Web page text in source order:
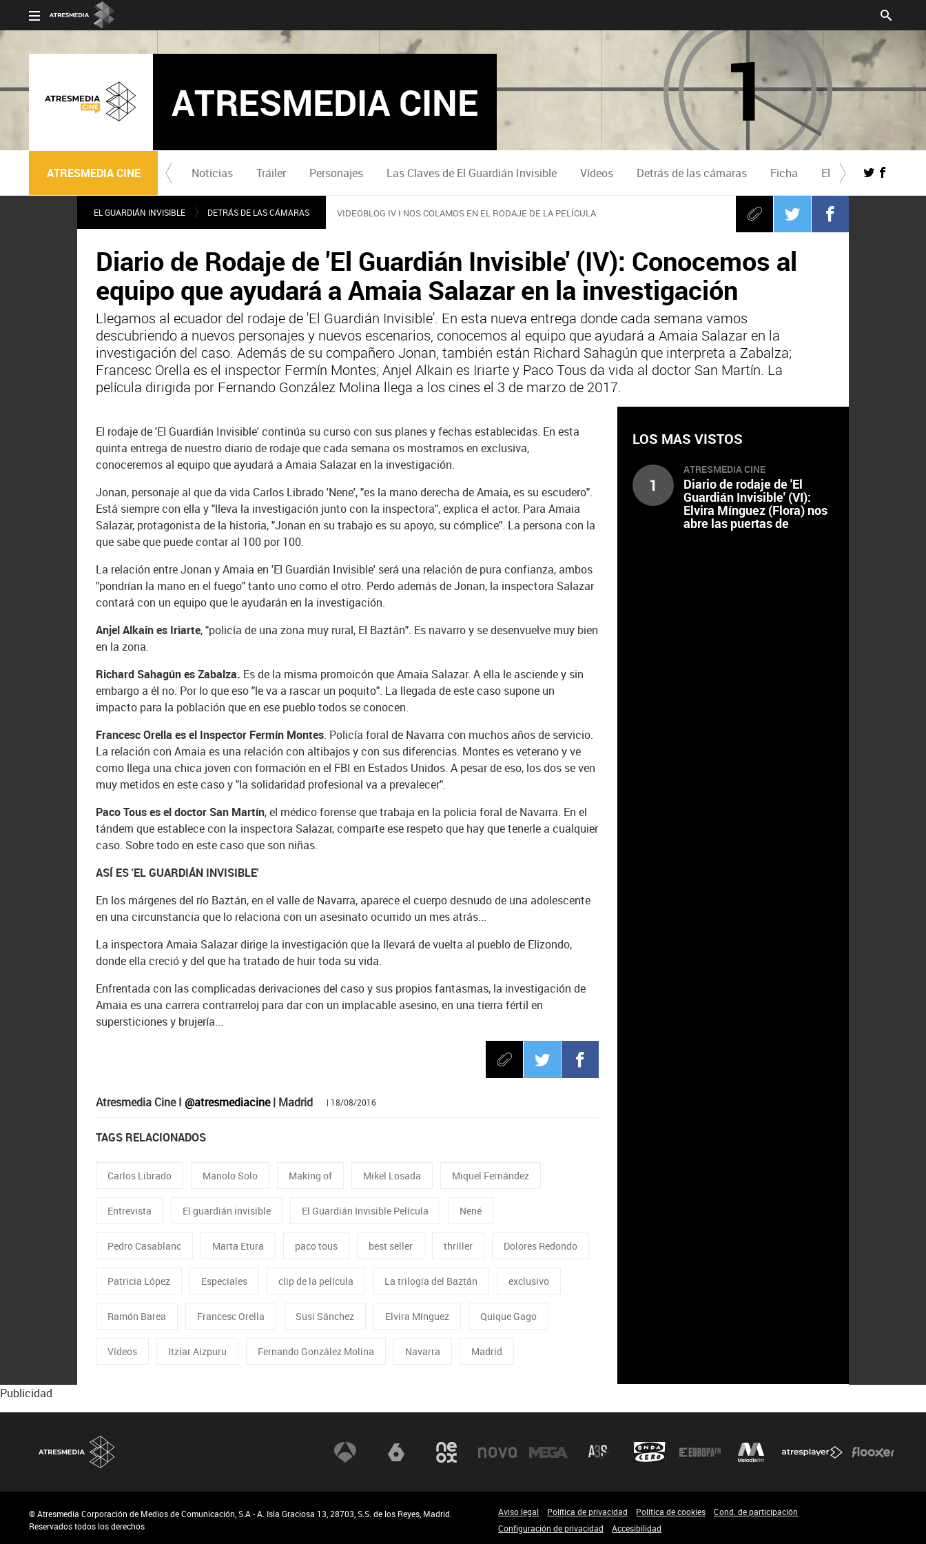
ATRESMEDIA CINE
ATRESMEDIA CINE Noticias Tráiler Personajes Las Claves de El Guardián Invisible Vídeos Detrás de las cámaras Ficha El Guardián Invisible
EL GUARDIÁN INVISIBLE DETRÁS DE LAS CÁMARAS VIDEOBLOG IV I NOS COLAMOS EN EL RODAJE DE LA PELÍCULA
Diario de Rodaje de 'El Guardián Invisible' (IV): Conocemos al
equipo que ayudará a Amaia Salazar en la investigación
Llegamos al ecuador del rodaje de 'El Guardián Invisible'. En esta nueva entrega donde cada semana vamos
descubriendo a nuevos personajes y nuevos escenarios, conocemos al equipo que ayudará a Amaia Salazar en la
investigación del caso. Además de su compañero Jonan, también están Richard Sahagún que interpreta a Zabalza;
Francesc Orella es el inspector Fermín Montes; Anjel Alkain es Iriarte y Paco Tous da vida al doctor San Martín. La
película dirigida por Fernando González Molina llega a los cines el 3 de marzo de 2017.
El rodaje de 'El Guardián Invisible' continúa su curso con sus planes y fechas establecidas. En esta
quinta entrega de nuestro diario de rodaje que cada semana os mostramos en exclusiva,
conoceremos al equipo que ayudará a Amaia Salazar en la investigación.
Jonan, personaje al que da vida Carlos Librado 'Nene', "es la mano derecha de Amaia, es su escudero".
Está siempre con ella y "lleva la investigación junto con la inspectora", explica el actor. Para Amaia
Salazar, protagonista de la historia, "Jonan en su trabajo es su apoyo, su cómplice". La persona con la
que sabe que puede contar al 100 por 100.
La relación entre Jonan y Amaia en 'El Guardián Invisible' será una relación de pura confianza, ambos
"pondrían la mano en el fuego" tanto uno como el otro. Perdo además de Jonan, la inspectora Salazar
contará con un equipo que le ayudarán en la investigación.
Anjel Alkain es Iriarte, "policía de una zona muy rural, El Baztán". Es navarro y se desenvuelve muy bien
en la zona.
Richard Sahagún es Zabalza. Es de la misma promoicón que Amaia Salazar. A ella le asciende y sin
embargo a él no. Por lo que eso "le va a rascar un poquito". La llegada de este caso supone un
impacto para la población que en ese pueblo todos se conocen.
Francesc Orella es el Inspector Fermín Montes. Policía foral de Navarra con muchos años de servicio.
La relación con Amaia es una relación con altibajos y con sus diferencias. Montes es veterano y ve
como llega una chica joven con formación en el FBI en Estados Unidos. A pesar de eso, los dos se ven
muy metidos en este caso y "la solidaridad profesional va a prevalecer".
Paco Tous es el doctor San Martín, el médico forense que trabaja en la policia foral de Navarra. En el
tándem que establece con la inspectora Salazar, comparte ese respeto que hay que tenerle a cualquier
caso. Sobre todo en este caso que son niñas.
ASÍ ES 'EL GUARDIÁN INVISIBLE'
En los márgenes del río Baztán, en el valle de Navarra, aparece el cuerpo desnudo de una adolescente
en una circunstancia que lo relaciona con un asesinato ocurrido un mes atrás...
La inspectora Amaia Salazar dirige la investigación que la llevará de vuelta al pueblo de Elizondo,
donde ella creció y del que ha tratado de huir toda su vida.
Enfrentada con las complicadas derivaciones del caso y sus propios fantasmas, la investigación de
Amaia es una carrera contrarreloj para dar con un implacable asesino, en una tierra fértil en
supersticiones y brujería...
Atresmedia Cine I@atresmediacine| Madrid | 18/08/2016
TAGS RELACIONADOS
Carlos Librado Manolo Solo Making of Mikel Losada Miquel Fernández
Entrevista El guardián invisible El Guardián Invisible Película Nené
Pedro Casablanc Marta Etura paco tous best seller thriller Dolores Redondo
Patricia López Especiales clip de la película La trilogía del Baztán exclusivo
Ramón Barea Francesc Orella Susi Sánchez Elvira Mínguez Quique Gago
Vídeos Itziar Aizpuru Fernando González Molina Navarra Madrid
LOS MAS VISTOS
1
ATRESMEDIA CINE
Diario de rodaje de 'El
Guardián Invisible' (VI):
Elvira Mínguez (Flora) nos
abre las puertas de
"Mantecadas Salazar"
Publicidad
© Atresmedia Corporación de Medios de Comunicación, S.A - A. Isla Graciosa 13, 28703, S.S. de los Reyes, Madrid.
Reservados todos los derechos
Aviso legal Política de privacidad Política de cookies
Cond. de participación
Configuración de privacidad
Accesibilidad